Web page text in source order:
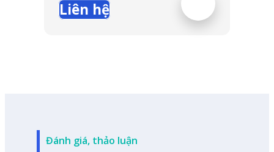
Liên hệ
Đánh giá, thảo luận